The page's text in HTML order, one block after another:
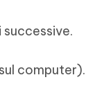
successive.
computer).